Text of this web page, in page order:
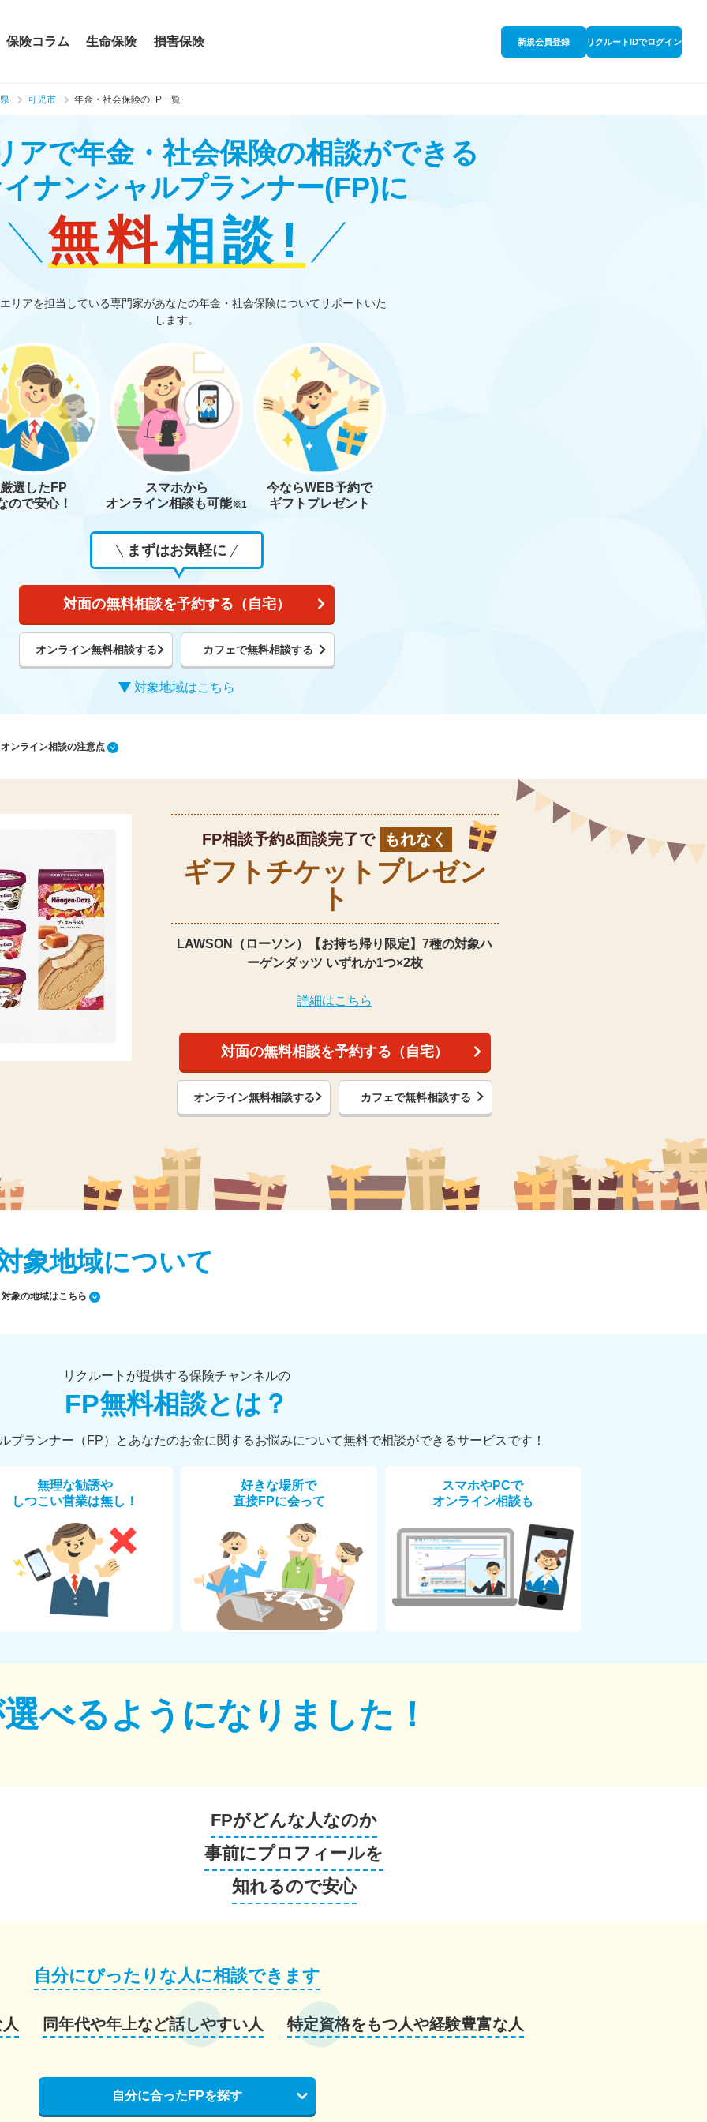
保険コラム 生命保険 損害保険 新規会員登録 リクルートIDでログイン
可児市 年金・社会保険のFP一覧
アで年金・社会保険の相談ができる
ナンシャルプランナー(FP)に
無料相談!
リアを担当している専門家があなたの年金・社会保険についてサポートいた
します。
厳選したFP
ので安心！
スマホから
オンライン相談も可能※1
今ならWEB予約で
ギフトプレゼント
まずはお気軽に
対面の無料相談を予約する（自宅）
オンライン無料相談する カフェで無料相談する
対象地域はこちら
ンライン相談の注意点
FP相談予約&面談完了で もれなく
ギフトチケット プレゼン
ト
LAWSON（ローソン）【お持ち帰り限定】 7種の対象ハ
ーゲンダッツ いずれか1つ×2枚
詳細はこちら
対面の無料相談を予約する（自宅）
オンライン無料相談する カフェで無料相談する
象地域について
対象の地域はこちら
リクルートが提供する保険チャンネルの
FP無料相談とは？
プランナー（FP）とあなたのお金に関するお悩みについて無料で相談ができるサービスです！
無理な勧誘や
しつこい営業は無し！
好きな場所で
直接FPに会って
スマホやPCで
オンライン相談も
べるようになりました！
FPがどんな人なのか
事前にプロフィールを
知れるので安心
自分にぴったりな人に相談できます
同年代や年上など話しやすい人 特定資格をもつ人や経験豊富な人
自分に合ったFPを探す